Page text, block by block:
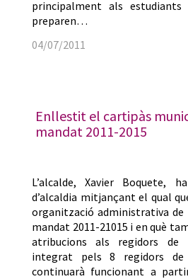
principalment als
preparen…
04/07/2011
Enllestit el cartipàs
mandat 2011-2015
L’alcalde, Xavier Boquete,
d’alcaldia mitjançant el qual
organització administrativa de
mandat 2011-21015 i en què
atribucions als regidors de
integrat pels 8 regidors de
continuarà funcionant a